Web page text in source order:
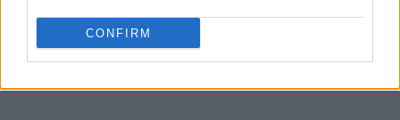
CONFIRM
καταλαβαίνουμε